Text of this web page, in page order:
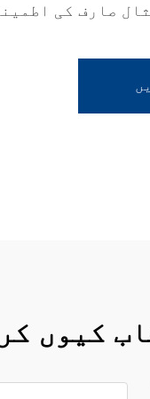
صارف کی
کیوں